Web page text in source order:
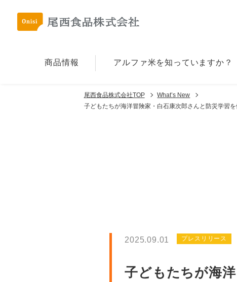
商品情報 アルファ⽶を知っていますか？
尾西食品株式会社TOP
What’s New
子どもたちが海洋冒険家・白石康次郎さんと防災学習
2025.09.01 プレスリリース
子どもたちが海